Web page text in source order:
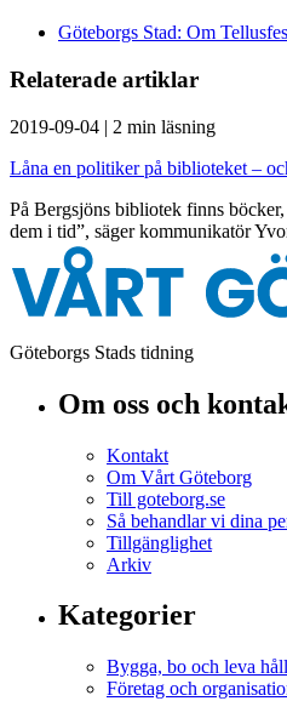
Göteborgs Stad: Om
Relaterade artiklar
2019-09-04 | 2 min läsning
Låna en politiker på biblioteket –
På Bergsjöns bibliotek finns
dem i tid”, säger kommunikatör
Göteborgs Stads tidning
Om oss och
Kontakt
Om Vårt Göteborg
Till goteborg.se
Så behandlar vi dina
Tillgänglighet
Arkiv
Kategorier
Bygga, bo och leva
Företag och